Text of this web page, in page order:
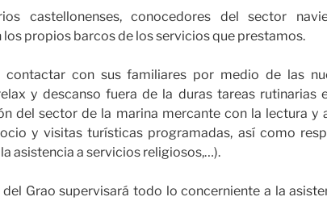
castellonenses, conocedores del sector
propios barcos de los servicios que prestamos.
con sus familiares por medio de las
y descanso fuera de la duras tareas rutinarias
del sector de la marina mercante con la lectura y
y visitas turísticas programadas, así como
asistencia a servicios religiosos,…).
Grao supervisará todo lo concerniente a la